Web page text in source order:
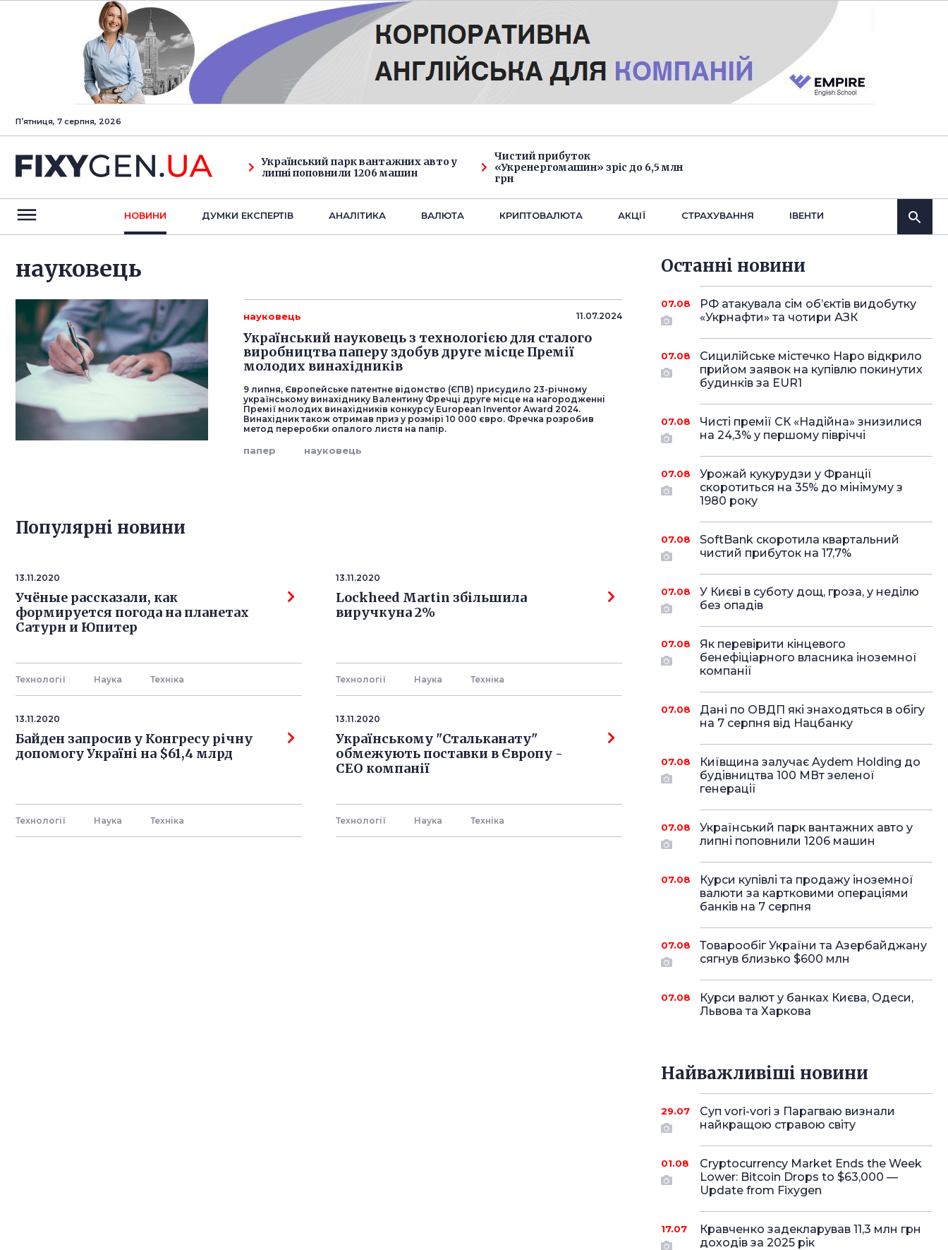
Пʼятниця, 7 серпня, 2026
Український парк вантажних авто у
липні поповнили 1206 машин
Чистий прибуток
«Укренергомашин» зріс до 6,5 млн
грн
НОВИНИ ДУМКИ ЕКСПЕРТIВ АНАЛIТИКА ВАЛЮТА КРИПТОВАЛЮТА АКЦІЇ СТРАХУВАННЯ IВЕНТИ
науковець
науковець 11.07.2024
Український науковець з технологією для сталого
виробництва паперу здобув друге місце Премії
молодих винахідників
9 липня, Європейське патентне відомство (ЄПВ) присудило 23-річному
українському винахіднику Валентину Фречці друге місце на нагородженні
Премії молодих винахідників конкурсу European Inventor Award 2024.
Винахідник також отримав приз у розмірі 10 000 євро. Фречка розробив
метод переробки опалого листя на папір.
папер науковець
Популярнi новини
13.11.2020
Учёные рассказали, как
формируется погода на планетах
Сатурн и Юпитер
Технології Наука Технiка
13.11.2020
Lockheed Martin збільшила
виручкуна 2%
Технології Наука Технiка
13.11.2020
Байден запросив у Конгресу річну
допомогу Україні на $61,4 млрд
Технології Наука Технiка
13.11.2020
Українському "Стальканату"
обмежують поставки в Європу -
СЕО компанії
Технології Наука Технiка
Останнi новини
07.08
РФ атакувала сім об’єктів видобутку
«Укрнафти» та чотири АЗК
07.08
Сицилійське містечко Наро відкрило
прийом заявок на купівлю покинутих
будинків за EUR1
07.08
Чисті премії СК «Надійна» знизилися
на 24,3% у першому півріччі
07.08
Урожай кукурудзи у Франції
скоротиться на 35% до мінімуму з
1980 року
07.08
SoftBank скоротила квартальний
чистий прибуток на 17,7%
07.08
У Києві в суботу дощ, гроза, у неділю
без опадів
07.08
Як перевірити кінцевого
бенефіціарного власника іноземної
компанії
07.08
Дані по ОВДП які знаходяться в обігу
на 7 серпня від Нацбанку
07.08
Київщина залучає Aydem Holding до
будівництва 100 МВт зеленої
генерації
07.08
Український парк вантажних авто у
липні поповнили 1206 машин
07.08
Курси купівлі та продажу іноземної
валюти за картковими операціями
банків на 7 серпня
07.08
Товарообіг України та Азербайджану
сягнув близько $600 млн
07.08
Курси валют у банках Києва, Одеси,
Львова та Харкова
Найважливіші новини
29.07
Суп vori-vori з Парагваю визнали
найкращою стравою світу
01.08
Cryptocurrency Market Ends the Week
Lower: Bitcoin Drops to $63,000 —
Update from Fixygen
17.07
Кравченко задекларував 11,3 млн грн
доходів за 2025 рік